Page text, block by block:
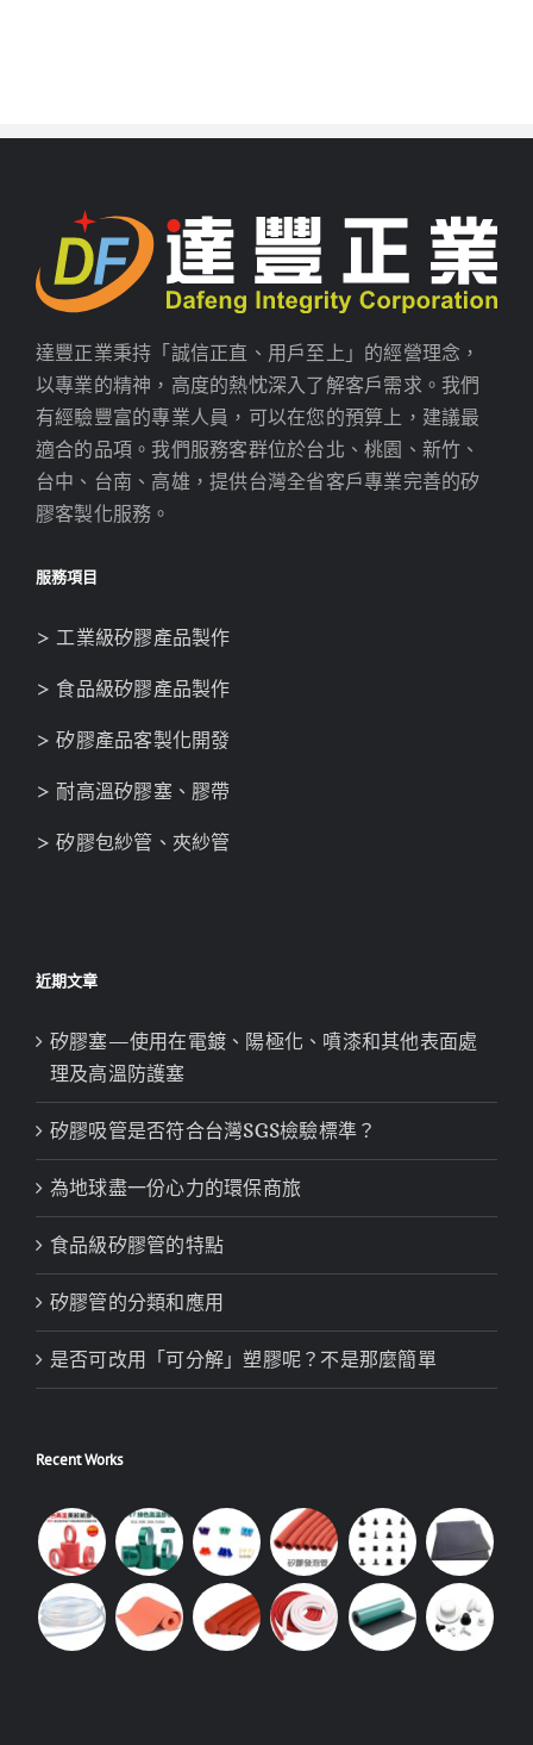
達豐正業秉持「誠信正直、用戶至上」的經營理念，
以專業的精神，高度的熱忱深入了解客戶需求。我們
有經驗豐富的專業人員，可以在您的預算上，建議最
適合的品項。我們服務客群位於台北、桃園、新竹、
台中、台南、高雄，提供台灣全省客戶專業完善的矽
膠客製化服務。
服務項目
> 工業級矽膠產品製作
> 食品級矽膠產品製作
> 矽膠產品客製化開發
> 耐高溫矽膠塞、膠帶
> 矽膠包紗管、夾紗管
近期文章
矽膠塞—使用在電鍍、陽極化、噴漆和其他表面處
理及高溫防護塞
矽膠吸管是否符合台灣SGS檢驗標準？
為地球盡一份心力的環保商旅
食品級矽膠管的特點
矽膠管的分類和應用
是否可改用「可分解」塑膠呢？不是那麼簡單
Recent Works